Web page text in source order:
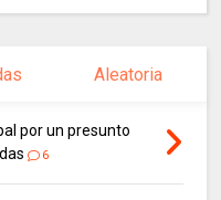
Aleatoria
por un presunto
6